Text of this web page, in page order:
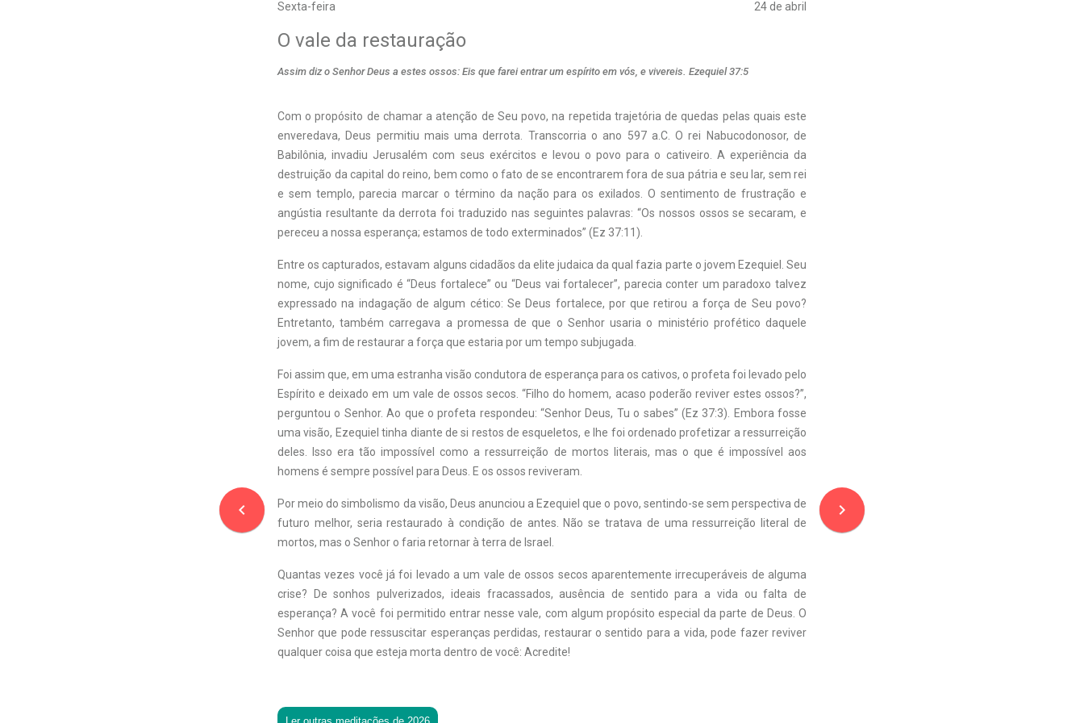
Sexta-feira 24 de abril
navigate_before
O vale da restauração
Assim diz o Senhor Deus a estes ossos: Eis que farei entrar um espírito em vós, e vivereis. Ezequiel 37:5
Com o propósito de chamar a atenção de Seu povo, na repetida trajetória de quedas pelas quais este
enveredava, Deus permitiu mais uma derrota. Transcorria o ano 597 a.C. O rei Nabucodonosor, de
Babilônia, invadiu Jerusalém com seus exércitos e levou o povo para o cativeiro. A experiência da
destruição da capital do reino, bem como o fato de se encontrarem fora de sua pátria e seu lar, sem rei
e sem templo, parecia marcar o término da nação para os exilados. O sentimento de frustração e
angústia resultante da derrota foi traduzido nas seguintes palavras: “Os nossos ossos se secaram, e
pereceu a nossa esperança; estamos de todo exterminados” (Ez 37:11).
Entre os capturados, estavam alguns cidadãos da elite judaica da qual fazia parte o jovem Ezequiel. Seu
nome, cujo significado é “Deus fortalece” ou “Deus vai fortalecer”, parecia conter um paradoxo talvez
expressado na indagação de algum cético: Se Deus fortalece, por que retirou a força de Seu povo?
Entretanto, também carregava a promessa de que o Senhor usaria o ministério profético daquele
jovem, a fim de restaurar a força que estaria por um tempo subjugada.
Foi assim que, em uma estranha visão condutora de esperança para os cativos, o profeta foi levado pelo
Espírito e deixado em um vale de ossos secos. “Filho do homem, acaso poderão reviver estes ossos?”,
perguntou o Senhor. Ao que o profeta respondeu: “Senhor Deus, Tu o sabes” (Ez 37:3). Embora fosse
uma visão, Ezequiel tinha diante de si restos de esqueletos, e lhe foi ordenado profetizar a ressurreição
deles. Isso era tão impossível como a ressurreição de mortos literais, mas o que é impossível aos
homens é sempre possível para Deus. E os ossos reviveram.
Por meio do simbolismo da visão, Deus anunciou a Ezequiel que o povo, sentindo-se sem perspectiva de
futuro melhor, seria restaurado à condição de antes. Não se tratava de uma ressurreição literal de
mortos, mas o Senhor o faria retornar à terra de Israel.
Quantas vezes você já foi levado a um vale de ossos secos aparentemente irrecuperáveis de alguma
crise? De sonhos pulverizados, ideais fracassados, ausência de sentido para a vida ou falta de
esperança? A você foi permitido entrar nesse vale, com algum propósito especial da parte de Deus. O
Senhor que pode ressuscitar esperanças perdidas, restaurar o sentido para a vida, pode fazer reviver
qualquer coisa que esteja morta dentro de você: Acredite!
navigate_next